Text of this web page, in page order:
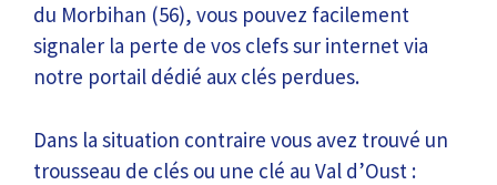
du Morbihan (56), vous pouvez facilement
signaler la perte de vos clefs sur internet via
notre portail dédié aux clés perdues.
Dans la situation contraire vous avez trouvé un
trousseau de clés ou une clé au Val d’Oust :